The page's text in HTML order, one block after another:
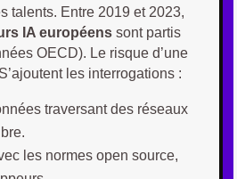
talents. Entre 2019 et 2023,
IA européens sont partis
OECD). Le risque d’une
les interrogations :
traversant des réseaux
les normes open source,